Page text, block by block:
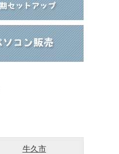
牛久市